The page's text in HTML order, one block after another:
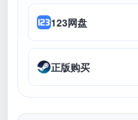
123网盘
正版购买